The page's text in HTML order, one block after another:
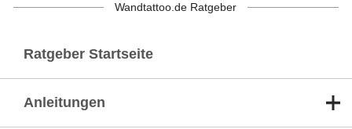
Wandtattoo.de Ratgeber
Ratgeber Startseite
Anleitungen